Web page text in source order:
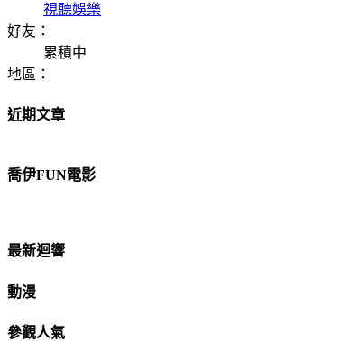
視聽娛樂
好友：
累積中
地區：
近期文章
喬伊FUN電影
最新迴響
動漫
參觀人氣